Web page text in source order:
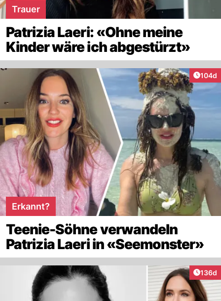
Trauer
Patrizia Laeri: «Ohne meine
Kinder wäre ich abgestürzt»
104d
Erkannt?
Teenie-Söhne verwandeln
Patrizia Laeri in «Seemonster»
136d